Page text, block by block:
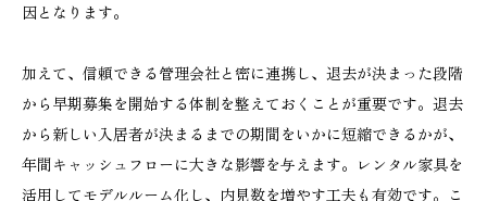
因となります。
加えて、信頼できる管理会社と密に連携し、退去が決まった段階
から早期募集を開始する体制を整えておくことが重要です。退去
から新しい入居者が決まるまでの期間をいかに短縮できるかが、
年間キャッシュフローに大きな影響を与えます。レンタル家具を
活用してモデルルーム化し、内見数を増やす工夫も有効です。こ